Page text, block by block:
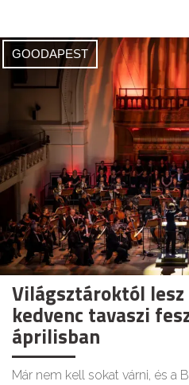
GOODAPEST
Világsztároktól
kedvenc tavaszi
áprilisban
Már nem kell sokat várni, és a